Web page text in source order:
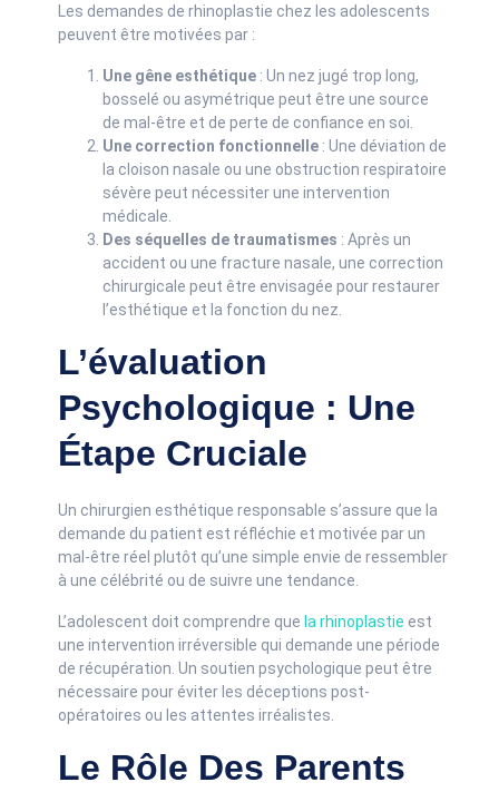
Les demandes de rhinoplastie chez les adolescents
peuvent être motivées par :
Une gêne esthétique : Un nez jugé trop long,
bosselé ou asymétrique peut être une source
de mal-être et de perte de confiance en soi.
Une correction fonctionnelle : Une déviation de
la cloison nasale ou une obstruction respiratoire
sévère peut nécessiter une intervention
médicale.
Des séquelles de traumatismes : Après un
accident ou une fracture nasale, une correction
chirurgicale peut être envisagée pour restaurer
l’esthétique et la fonction du nez.
L’évaluation
Psychologique : Une
Étape Cruciale
Un chirurgien esthétique responsable s’assure que la
demande du patient est réfléchie et motivée par un
mal-être réel plutôt qu’une simple envie de ressembler
à une célébrité ou de suivre une tendance.
L’adolescent doit comprendre que la rhinoplastie est
une intervention irréversible qui demande une période
de récupération. Un soutien psychologique peut être
nécessaire pour éviter les déceptions post-
opératoires ou les attentes irréalistes.
Le Rôle Des Parents